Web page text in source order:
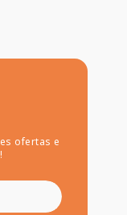
ofertas e